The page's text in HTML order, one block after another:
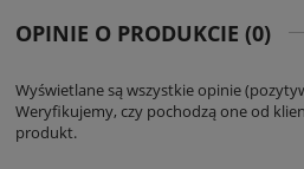
OPINIE O PRODUKCIE (0)
Wyświetlane są wszystkie opinie
Weryfikujemy, czy pochodzą one od
produkt.